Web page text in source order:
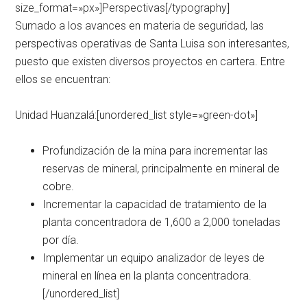
size_format=»px»]Perspectivas[/typography]
Sumado a los avances en materia de seguridad, las
perspectivas operativas de Santa Luisa son interesantes,
puesto que existen diversos proyectos en cartera. Entre
ellos se encuentran:
Unidad Huanzalá:[unordered_list style=»green-dot»]
Profundización de la mina para incrementar las
reservas de mineral, principalmente en mineral de
cobre.
Incrementar la capacidad de tratamiento de la
planta concentradora de 1,600 a 2,000 toneladas
por día.
Implementar un equipo analizador de leyes de
mineral en línea en la planta concentradora.
[/unordered_list]